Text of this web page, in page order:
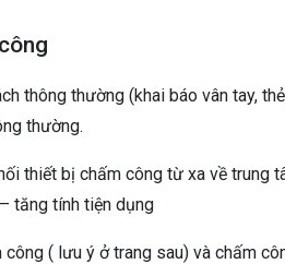
thông thường (khai báo vân tay,
thường.
thiết bị chấm công từ xa về trung
tăng tính tiện dụng
( lưu ý ở trang sau) và chấm